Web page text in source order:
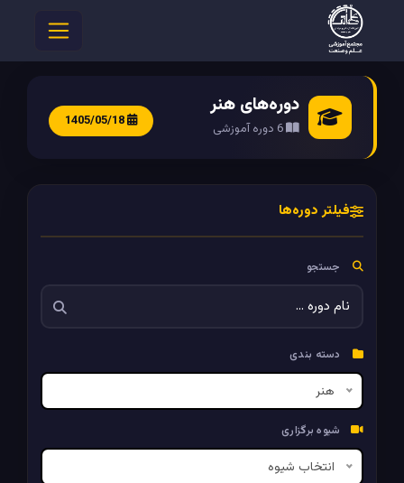
دوره‌های هنر
فیلتر دوره‌ها
جستجو
دسته بندی
هنر
شیوه برگزاری
انتخاب شیوه